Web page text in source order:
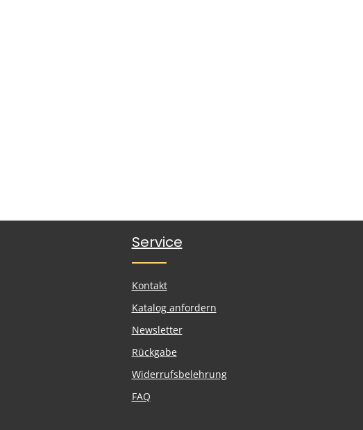
Service
Kontakt
Katalog anfordern
Newsletter
Rückgabe
Widerrufsbelehrung
FAQ